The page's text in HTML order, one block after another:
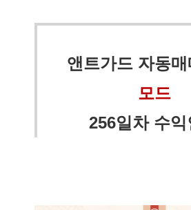
앤트가드 자동매
모드
256일차 수익